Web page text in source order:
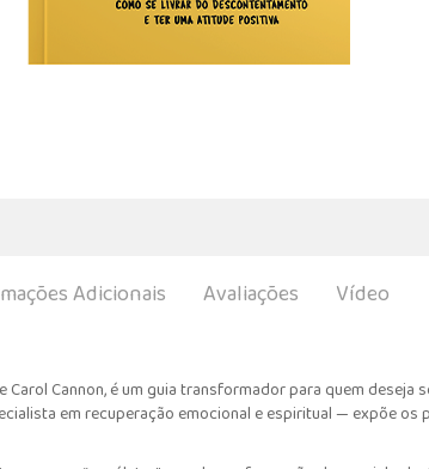
Adicionais Avaliações Vídeo
Carol Cannon, é um guia transformador para quem
em recuperação emocional e espiritual — expõe